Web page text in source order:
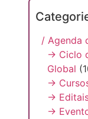
/ Agenda
→ Ciclo
Global
→
→
→